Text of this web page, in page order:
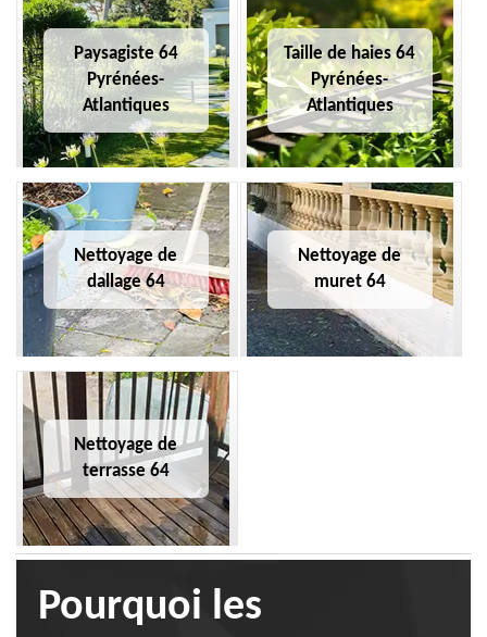
Paysagiste 64
Pyrénées-
Atlantiques
Taille de haies 64
Pyrénées-
Atlantiques
Nettoyage de
dallage 64
Nettoyage de
muret 64
Nettoyage de
terrasse 64
Pourquoi les